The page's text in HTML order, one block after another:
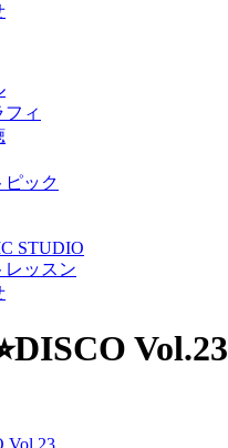
ィ
ピック
STUDIO
レッスン
Vol.23